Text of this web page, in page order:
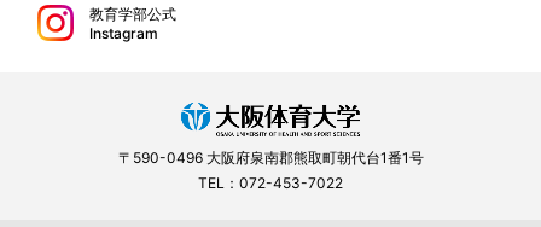
教育学部公式
Instagram
〒590-0496 大阪府泉南郡熊取町朝代台1番1号
TEL：072-453-7022